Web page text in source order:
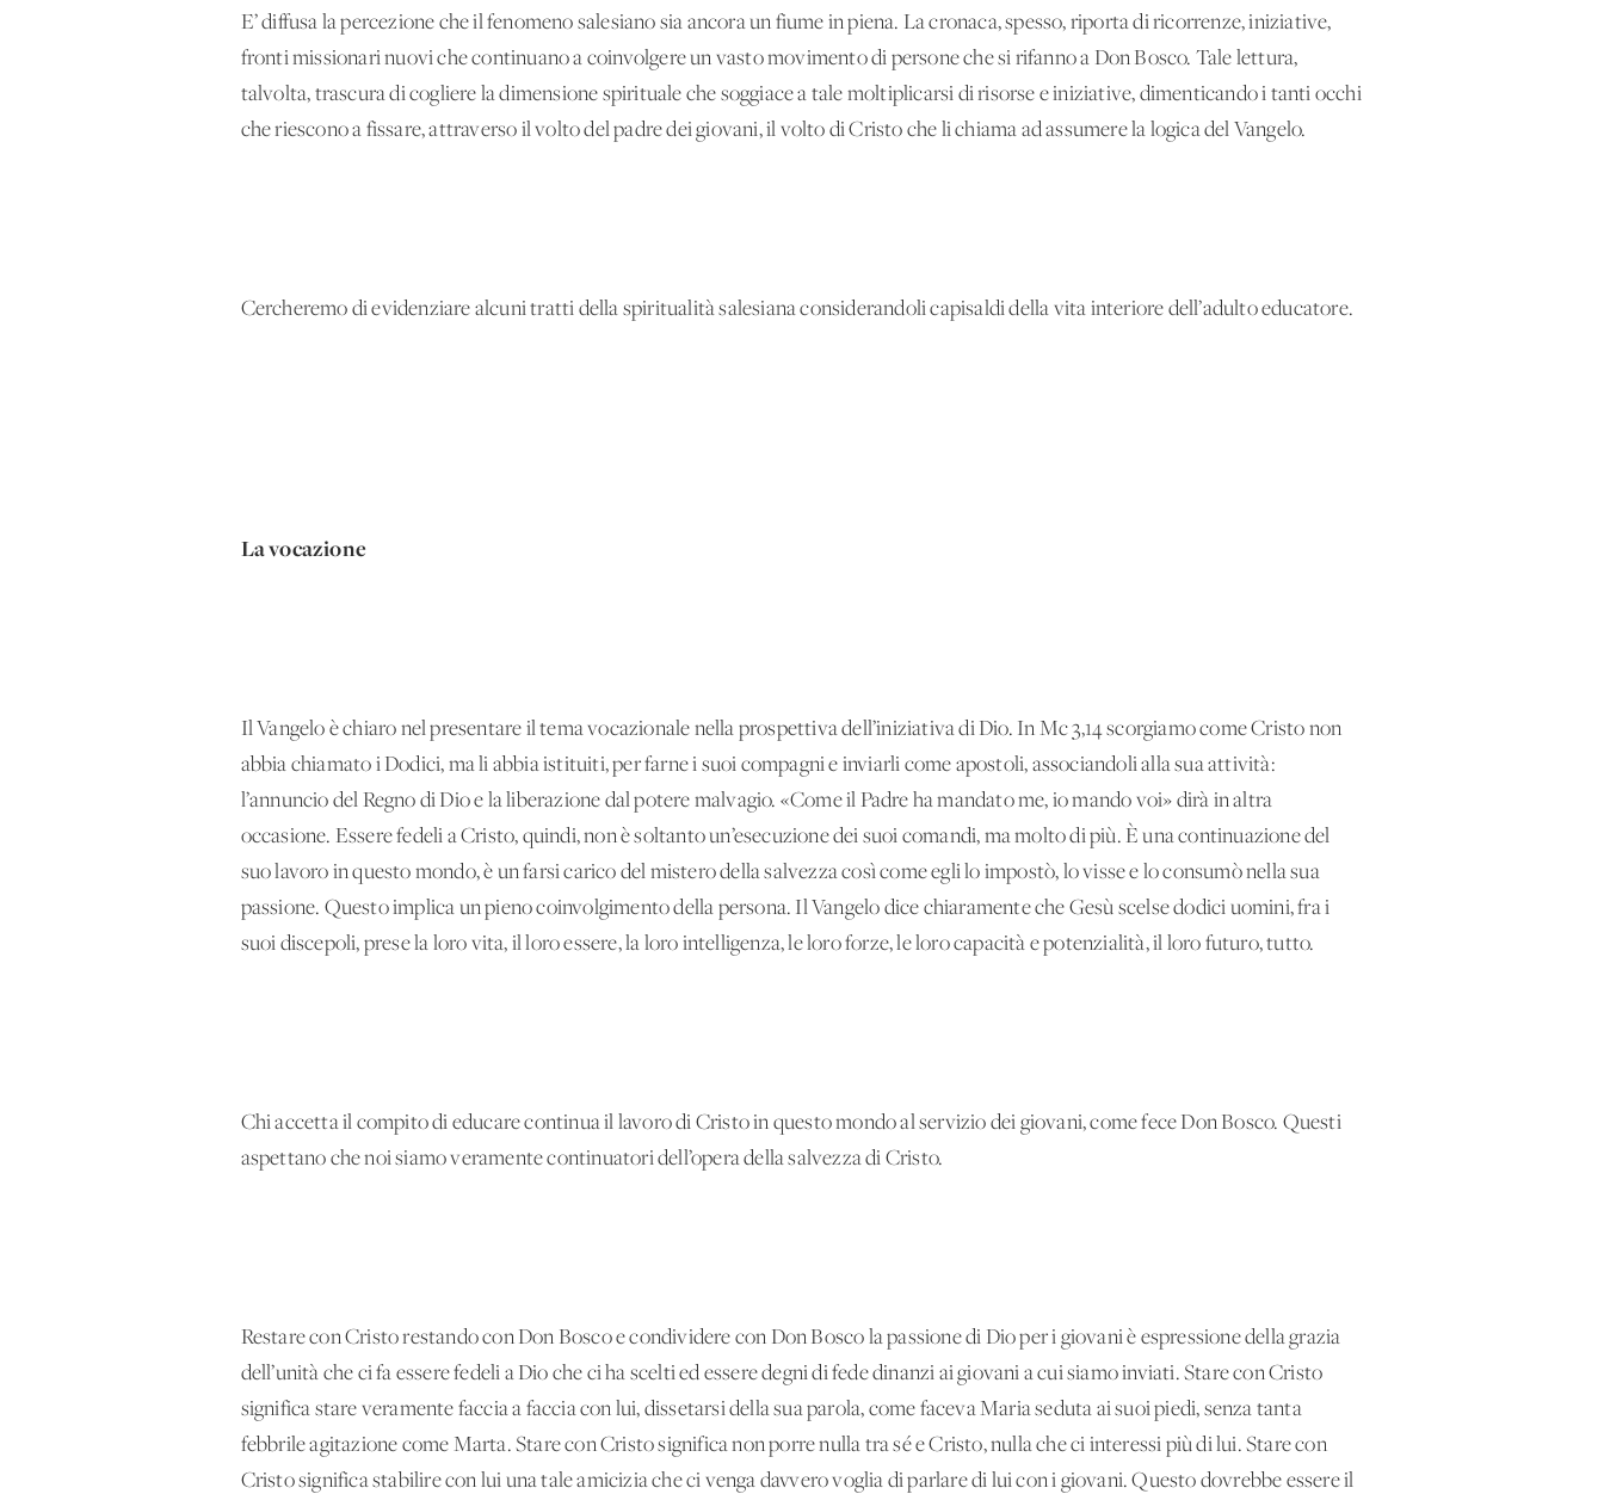
E’ diffusa la percezione che il fenomeno salesiano sia ancora un fiume in piena. La cronaca, spesso, riporta di ricorrenze, iniziative,
fronti missionari nuovi che continuano a coinvolgere un vasto movimento di persone che si rifanno a Don Bosco. Tale lettura,
talvolta, trascura di cogliere la dimensione spirituale che soggiace a tale moltiplicarsi di risorse e iniziative, dimenticando i tanti occhi
che riescono a fissare, attraverso il volto del padre dei giovani, il volto di Cristo che li chiama ad assumere la logica del Vangelo.
Cercheremo di evidenziare alcuni tratti della spiritualità salesiana considerandoli capisaldi della vita interiore dell’adulto educatore.
La vocazione
Il Vangelo è chiaro nel presentare il tema vocazionale nella prospettiva dell’iniziativa di Dio. In Mc 3,14 scorgiamo come Cristo non
abbia chiamato i Dodici, ma li abbia istituiti, per farne i suoi compagni e inviarli come apostoli, associandoli alla sua attività:
l’annuncio del Regno di Dio e la liberazione dal potere malvagio. «Come il Padre ha mandato me, io mando voi» dirà in altra
occasione. Essere fedeli a Cristo, quindi, non è soltanto un’esecuzione dei suoi comandi, ma molto di più. È una continuazione del
suo lavoro in questo mondo, è un farsi carico del mistero della salvezza così come egli lo impostò, lo visse e lo consumò nella sua
passione. Questo implica un pieno coinvolgimento della persona. Il Vangelo dice chiaramente che Gesù scelse dodici uomini, fra i
suoi discepoli, prese la loro vita, il loro essere, la loro intelligenza, le loro forze, le loro capacità e potenzialità, il loro futuro, tutto.
Chi accetta il compito di educare continua il lavoro di Cristo in questo mondo al servizio dei giovani, come fece Don Bosco. Questi
aspettano che noi siamo veramente continuatori dell’opera della salvezza di Cristo.
Restare con Cristo restando con Don Bosco e condividere con Don Bosco la passione di Dio per i giovani è espressione della grazia
dell’unità che ci fa essere fedeli a Dio che ci ha scelti ed essere degni di fede dinanzi ai giovani a cui siamo inviati. Stare con Cristo
significa stare veramente faccia a faccia con lui, dissetarsi della sua parola, come faceva Maria seduta ai suoi piedi, senza tanta
febbrile agitazione come Marta. Stare con Cristo significa non porre nulla tra sé e Cristo, nulla che ci interessi più di lui. Stare con
Cristo significa stabilire con lui una tale amicizia che ci venga davvero voglia di parlare di lui con i giovani. Questo dovrebbe essere il